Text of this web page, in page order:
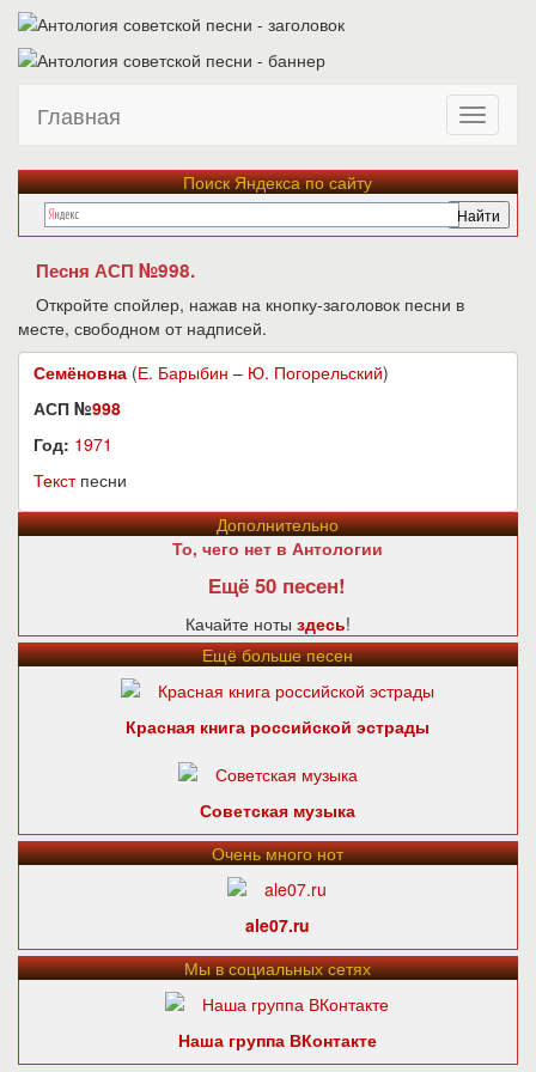
Главная
Поиск Яндекса по сайту
Песня АСП №998.
Откройте спойлер, нажав на кнопку-заголовок песни в
месте, свободном от надписей.
Семёновна (Е. Барыбин – Ю. Погорельский)
АСП №998
Год: 1971
Текстпесни
Дополнительно
То, чего нет в Антологии
Ещё 50 песен!
Качайте ноты здесь!
Ещё больше песен
Красная книга российской эстрады
Советская музыка
Очень много нот
ale07.ru
Мы в социальных сетях
Наша группа ВКонтакте